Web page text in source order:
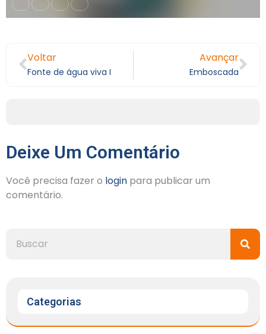
Voltar
Fonte de água viva I
Avançar
Emboscada
Deixe Um Comentário
Você precisa fazer o login para publicar um
comentário.
Categorias